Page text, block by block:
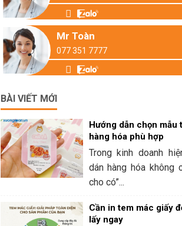
Mr Toàn
077 351 7777
BÀI VIẾT MỚI
Hướng dẫn chọn mẫu
hàng hóa phù hợp
Trong kinh doanh
dán hàng hóa không
cho có”...
Cần in tem mác giấy
lấy ngay